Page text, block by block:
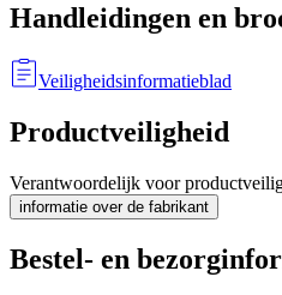
Handleidingen en
Veiligheidsinformatieblad
Productveiligheid
Verantwoordelijk voor
informatie over de fabrikant
Bestel- en